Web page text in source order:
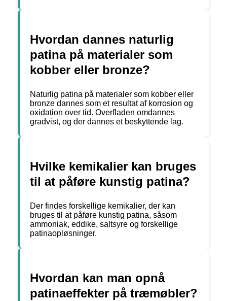
Hvordan dannes naturlig
patina på materialer som
kobber eller bronze?
Naturlig patina på materialer som kobber eller
bronze dannes som et resultat af korrosion og
oxidation over tid. Overfladen omdannes
gradvist, og der dannes et beskyttende lag.
Hvilke kemikalier kan bruges
til at påføre kunstig patina?
Der findes forskellige kemikalier, der kan
bruges til at påføre kunstig patina, såsom
ammoniak, eddike, saltsyre og forskellige
patinaopløsninger.
Hvordan kan man opnå
patinaeffekter på træmøbler?